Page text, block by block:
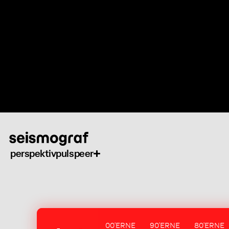
perspektivpulspeer
00'ERNE 90'ERNE 80'ERNE